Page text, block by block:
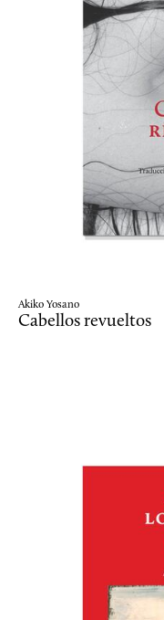
Akiko Yosano
Cabellos revueltos